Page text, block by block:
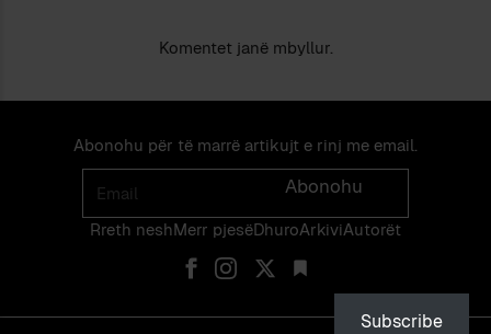
Komentet janë mbyllur.
Abonohu për të marrë artikujt e rinj me email.
Email
Abonohu
Rreth neshMerr pjes​​ë​DhuroArkiviAutorët
Subscribe